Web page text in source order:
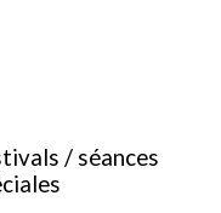
/ séances